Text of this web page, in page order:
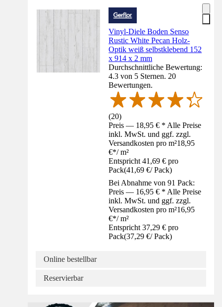
Vinyl-Diele Boden Senso
Rustic White Pecan Holz-
Optik weiß selbstklebend 152
x 914 x 2 mm
Durchschnittliche Bewertung:
4.3 von 5 Sternen. 20
Bewertungen.
(20)
Preis — 18,95 € * Alle Preise
inkl. MwSt. und ggf. zzgl.
Versandkosten pro m²18,95
€*/ m²
Entspricht 41,69 € pro
Pack(41,69 €/ Pack)
Bei Abnahme von 91 Pack:
Preis — 16,95 € * Alle Preise
inkl. MwSt. und ggf. zzgl.
Versandkosten pro m²16,95
€*/ m²
Entspricht 37,29 € pro
Pack(37,29 €/ Pack)
Online bestellbar
Reservierbar